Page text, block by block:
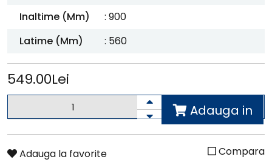
Inaltime (mm)
: 900
Latime (mm)
: 560
549.00Lei
Adauga in
cos
Adauga la favorite Compara